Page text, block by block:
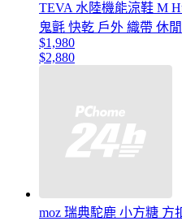
TEVA 水陸機能涼鞋 M
鬼氈 快乾 戶外 織帶 休
$1,980
$2,880
moz 瑞典駝鹿 小方糖 方